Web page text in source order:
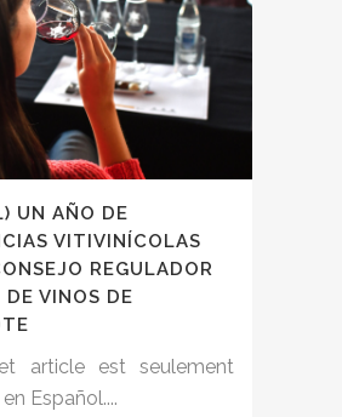
UN AÑO DE
VITIVINÍCOLAS
REGULADOR
VINOS DE
article est seulement
Español....